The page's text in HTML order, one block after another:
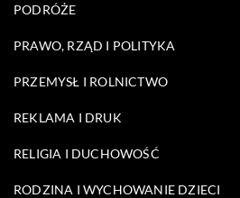
PODRÓŻE
PRAWO, RZĄD I POLITYKA
PRZEMYSŁ I ROLNICTWO
REKLAMA I DRUK
RELIGIA I DUCHOWOŚĆ
RODZINA I WYCHOWANIE DZIECI